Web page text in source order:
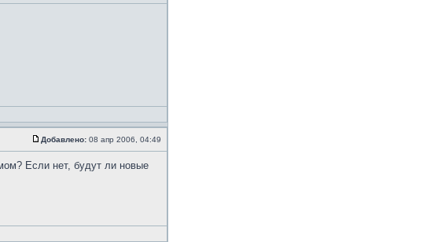
Добавлено: 08 апр 2006, 04:49
Если нет, будут ли новые